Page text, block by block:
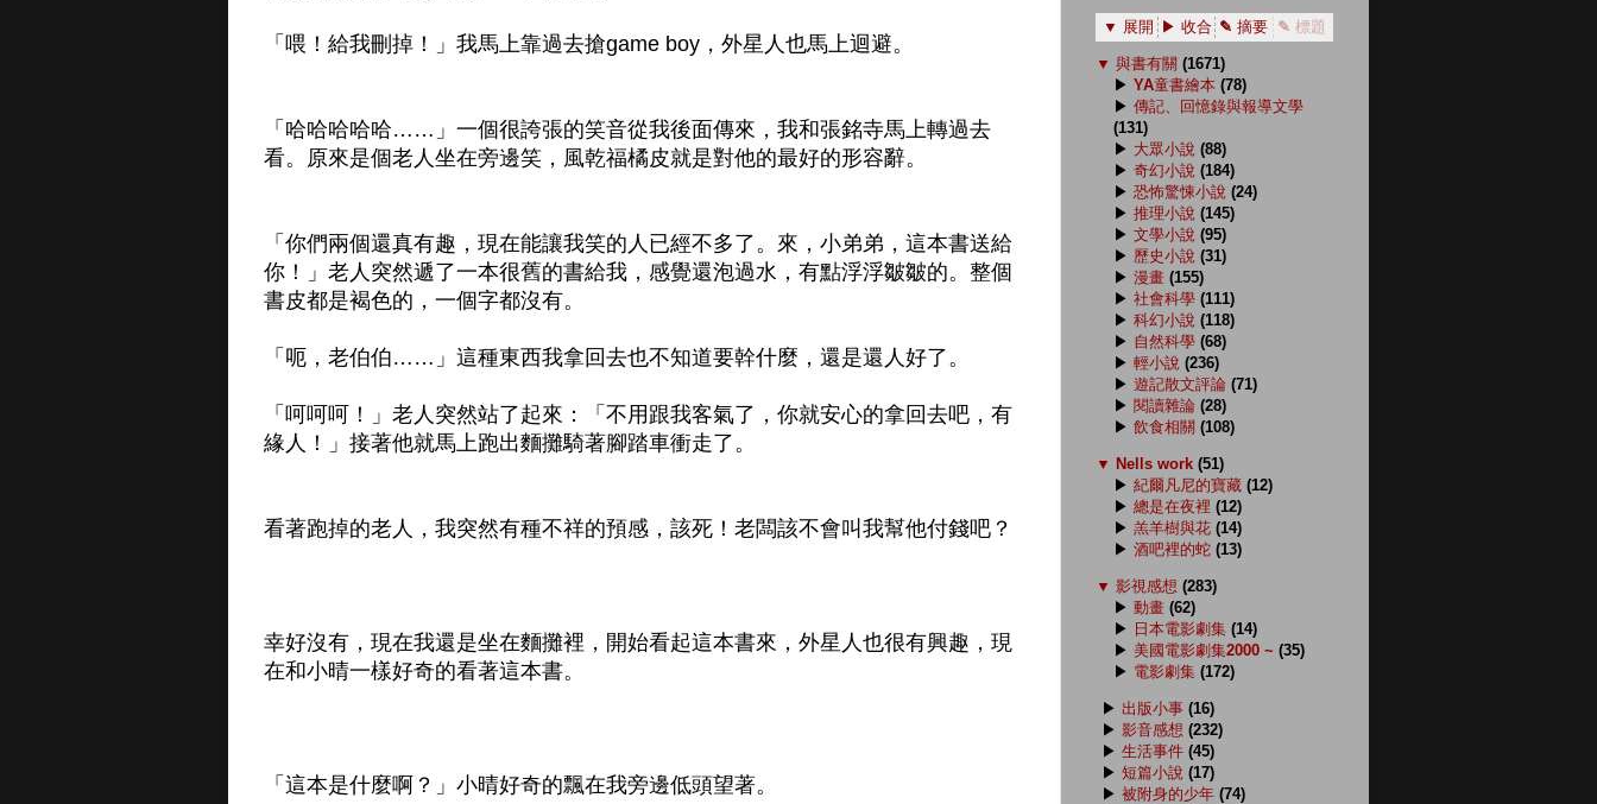
「喂！給我刪掉！」我馬上靠過去搶game boy，外星人也馬上迴避。
「哈哈哈哈哈……」一個很誇張的笑音從我後面傳來，我和張銘寺馬上轉過去
看。原來是個老人坐在旁邊笑，風乾福橘皮就是對他的最好的形容辭。
「你們兩個還真有趣，現在能讓我笑的人已經不多了。來，小弟弟，這本書送給
你！」老人突然遞了一本很舊的書給我，感覺還泡過水，有點浮浮皺皺的。整個
書皮都是褐色的，一個字都沒有。
「呃，老伯伯……」這種東西我拿回去也不知道要幹什麼，還是還人好了。
「呵呵呵！」老人突然站了起來：「不用跟我客氣了，你就安心的拿回去吧，有
緣人！」接著他就馬上跑出麵攤騎著腳踏車衝走了。
看著跑掉的老人，我突然有種不祥的預感，該死！老闆該不會叫我幫他付錢吧？
幸好沒有，現在我還是坐在麵攤裡，開始看起這本書來，外星人也很有興趣，現
在和小晴一樣好奇的看著這本書。
「這本是什麼啊？」小晴好奇的飄在我旁邊低頭望著。
▼ 展開 ▶ 收合 ✎ 摘要 ✎ 標題
▼ 與書有關 (1671)
▶ YA童書繪本 (78)
▶ 傳記、回憶錄與報導文學
(131)
▶ 大眾小說 (88)
▶ 奇幻小說 (184)
▶ 恐怖驚悚小說 (24)
▶ 推理小說 (145)
▶ 文學小說 (95)
▶ 歷史小說 (31)
▶ 漫畫 (155)
▶ 社會科學 (111)
▶ 科幻小說 (118)
▶ 自然科學 (68)
▶ 輕小說 (236)
▶ 遊記散文評論 (71)
▶ 閱讀雜論 (28)
▶ 飲食相關 (108)
▼ Nells work (51)
▶ 紀爾凡尼的寶藏 (12)
▶ 總是在夜裡 (12)
▶ 羔羊樹與花 (14)
▶ 酒吧裡的蛇 (13)
▼ 影視感想 (283)
▶ 動畫 (62)
▶ 日本電影劇集 (14)
▶ 美國電影劇集2000 ~ (35)
▶ 電影劇集 (172)
▶ 出版小事 (16)
▶ 影音感想 (232)
▶ 生活事件 (45)
▶ 短篇小說 (17)
▶ 被附身的少年 (74)